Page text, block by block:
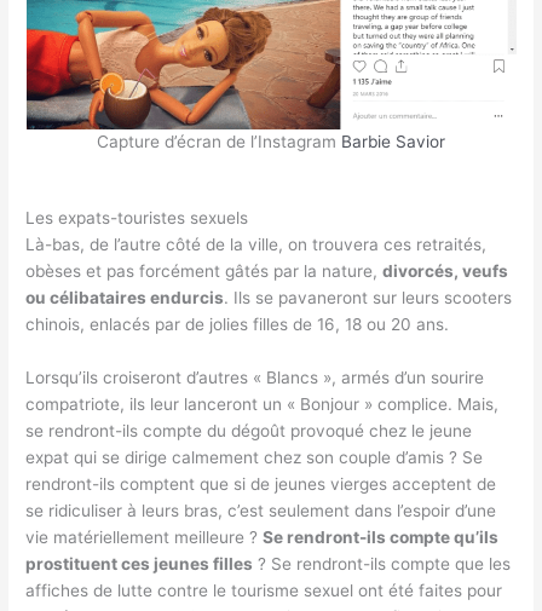
Capture d’écran de l’Instagram Barbie Savior
Les expats-touristes sexuels
Là-bas, de l’autre côté de la ville, on trouvera ces retraités,
obèses et pas forcément gâtés par la nature,divorcés, veufs
ou célibataires endurcis. Ils se pavaneront sur leurs scooters
chinois, enlacés par de jolies filles de 16, 18 ou 20 ans.
Lorsqu’ils croiseront d’autres « Blancs », armés d’un sourire
compatriote, ils leur lanceront un « Bonjour » complice. Mais,
se rendront-ils compte du dégoût provoqué chez le jeune
expat qui se dirige calmement chez son couple d’amis ? Se
rendront-ils comptent que si de jeunes vierges acceptent de
se ridiculiser à leurs bras, c’est seulement dans l’espoir d’une
vie matériellement meilleure ?Se rendront-ils compte qu’ils
prostituent ces jeunes filles ? Se rendront-ils compte que les
affiches de lutte contre le tourisme sexuel ont été faites pour